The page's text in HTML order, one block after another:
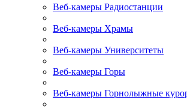
Веб-камеры Радиостанции
Веб-камеры Храмы
Веб-камеры Университеты
Веб-камеры Горы
Веб-камеры Горнолыжные